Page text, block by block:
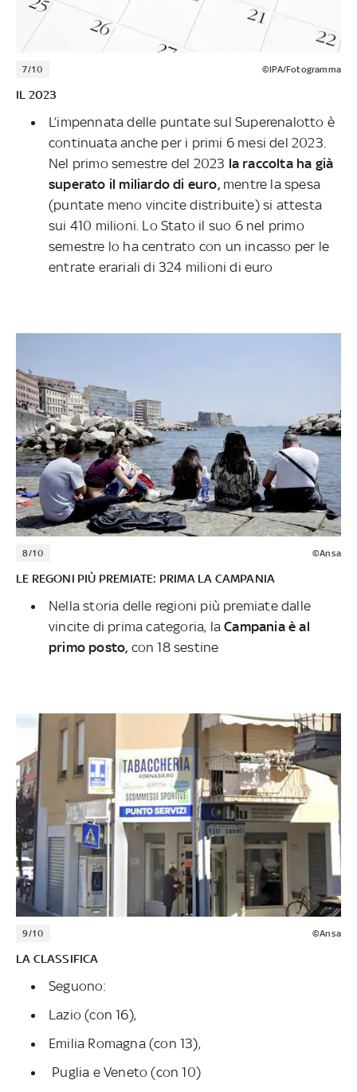
7/10 ©IPA/Fotogramma
IL 2023
L’impennata delle puntate sul Superenalotto è
continuata anche per i primi 6 mesi del 2023.
Nel primo semestre del 2023 la raccolta ha già
superato il miliardo di euro,mentre la spesa
(puntate meno vincite distribuite) si attesta
sui 410 milioni. Lo Stato il suo 6 nel primo
semestre lo ha centrato con un incasso per le
entrate erariali di 324 milioni di euro
8/10 ©Ansa
LE REGONI PIÙ PREMIATE: PRIMA LA CAMPANIA
Nella storia delle regioni più premiate dalle
vincite di prima categoria, laCampania è al
primo posto, con 18 sestine
9/10 ©Ansa
LA CLASSIFICA
Seguono:
Lazio (con 16),
Emilia Romagna (con 13),
Puglia e Veneto (con 10)